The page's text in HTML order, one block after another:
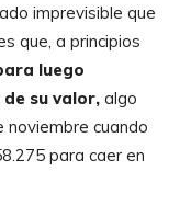
imprevisible que
que, a principios
luego
su valor, algo
noviembre cuando
para caer en